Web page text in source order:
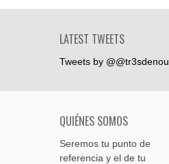
LATEST TWEETS
Tweets by @@tr3sdenou
QUIÉNES SOMOS
Seremos tu punto de
referencia y el de tu